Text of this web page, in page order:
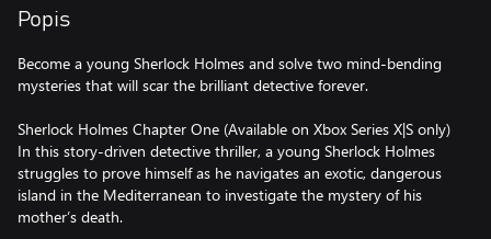
Popis
Become a young Sherlock Holmes and solve two mind-bending
mysteries that will scar the brilliant detective forever.
Sherlock Holmes Chapter One (Available on Xbox Series X|S only)
In this story-driven detective thriller, a young Sherlock Holmes
struggles to prove himself as he navigates an exotic, dangerous
island in the Mediterranean to investigate the mystery of his
mother’s death.